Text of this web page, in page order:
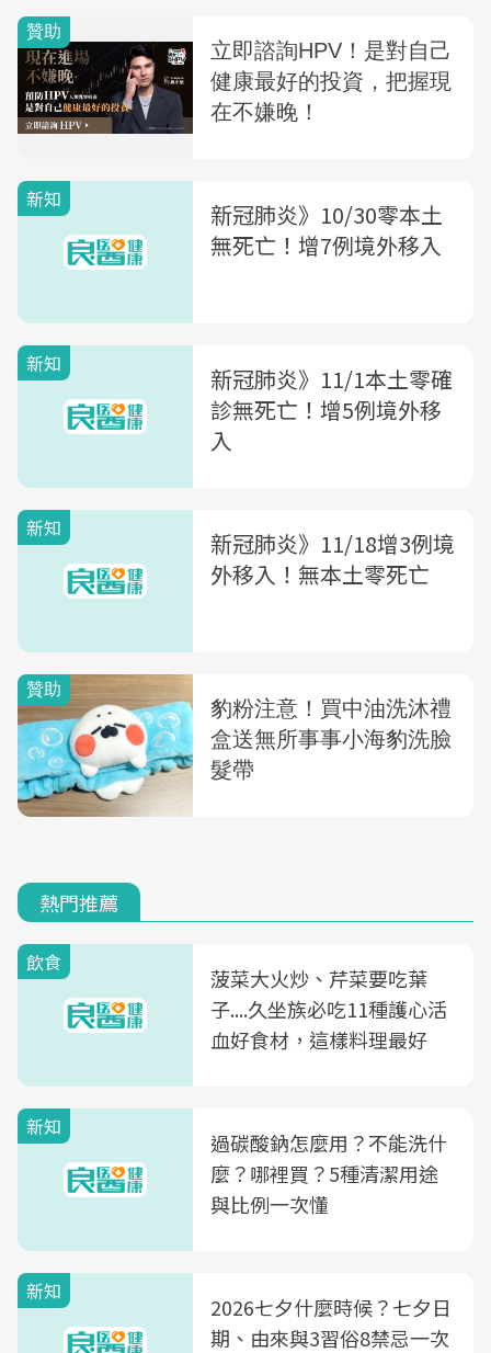
新知
新冠肺炎》10/30零本土
無死亡！增7例境外移入
新知
新冠肺炎》11/1本土零確
診無死亡！增5例境外移
入
新知
新冠肺炎》11/18增3例境
外移入！無本土零死亡
熱門推薦
飲食
菠菜大火炒、芹菜要吃葉
子....久坐族必吃11種護心活
血好食材，這樣料理最好
新知
過碳酸鈉怎麼用？不能洗什
麼？哪裡買？5種清潔用途
與比例一次懂
新知
2026七夕什麼時候？七夕日
期、由來與3習俗8禁忌一次